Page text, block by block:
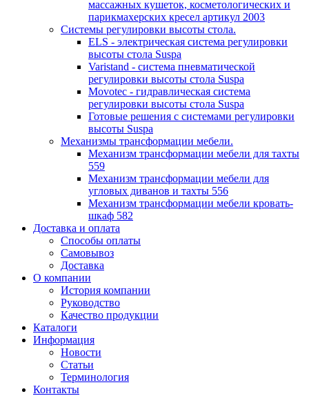
массажных кушеток, косметологических и
парикмахерских кресел артикул 2003
Системы регулировки высоты стола.
ELS - электрическая система регулировки
высоты стола Suspa
Varistand - система пневматической
регулировки высоты стола Suspa
Movotec - гидравлическая система
регулировки высоты стола Suspa
Готовые решения с системами регулировки
высоты Suspa
Механизмы трансформации мебели.
Механизм трансформации мебели для тахты
559
Механизм трансформации мебели для
угловых диванов и тахты 556
Механизм трансформации мебели кровать-
шкаф 582
Доставка и оплата
Способы оплаты
Самовывоз
Доставка
О компании
История компании
Руководство
Качество продукции
Каталоги
Информация
Новости
Статьи
Терминология
Контакты